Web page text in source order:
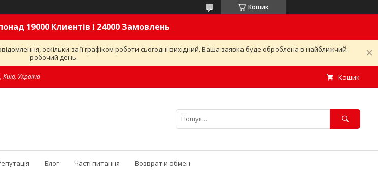
Кошик
19000 Клиентів і 24000 Замовлень
оскільки за її графіком роботи сьогодні вихідний. Ваша заявка буде оброблена в найближчий
робочий день.
Україна Кошик
Блог Часті питання Возврат и обмен